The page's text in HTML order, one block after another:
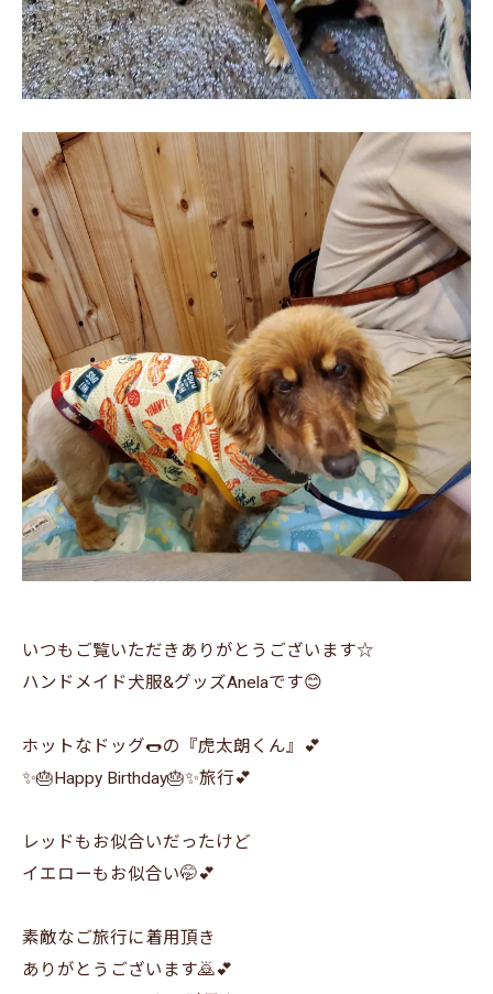
いつもご覧いただきありがとうございます☆
ハンドメイド犬服&グッズAnelaです😊
ホットなドッグ🌭の『虎太朗くん』💕
✨🎂Happy Birthday🎂✨旅行💕
レッドもお似合いだったけど
イエローもお似合い🤭💕
素敵なご旅行に着用頂き
ありがとうございます🙇💕